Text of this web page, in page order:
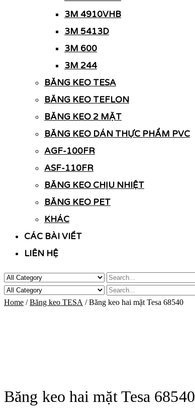
3M 4910VHB
3M 5413D
3M 600
3M 244
BĂNG KEO TESA
BĂNG KEO TEFLON
BĂNG KEO 2 MẶT
BĂNG KEO DÁN THỰC PHẨM PVC
AGF-100FR
ASF-110FR
BĂNG KEO CHỊU NHIỆT
BĂNG KEO PET
KHÁC
CÁC BÀI VIẾT
LIÊN HỆ
Home /Băng keo TESA / Băng keo hai mặt Tesa 68540
Băng keo hai mặt Tesa 68540